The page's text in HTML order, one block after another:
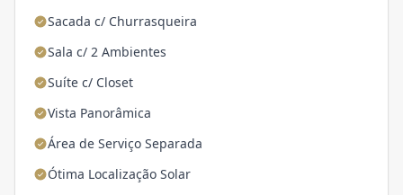
Sacada c/ Churrasqueira
Sala c/ 2 Ambientes
Suíte c/ Closet
Vista Panorâmica
Área de Serviço Separada
Ótima Localização Solar